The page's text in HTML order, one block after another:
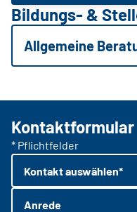
Bildungs- &
Allgemeine
Kontaktformular
* Pflichtfelder
Kontakt auswählen*
Anrede